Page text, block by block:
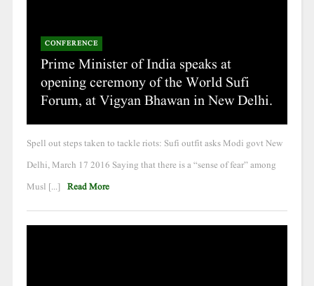
CONFERENCE
Prime Minister of India speaks at
opening ceremony of the World Sufi
Forum, at Vigyan Bhawan in New Delhi.
Spell out steps taken to tackle riots: Sufi outfit asks Modi govt New
Delhi, March 17 2016 Saying that there is a “sense of fear” among
Musl [...] Read More